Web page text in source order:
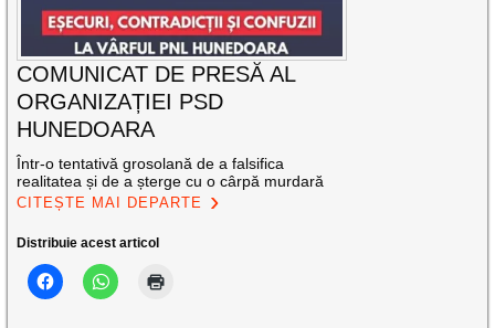
COMUNICAT DE PRESĂ AL
ORGANIZAȚIEI PSD
HUNEDOARA
Într-o tentativă grosolană de a falsifica
realitatea și de a șterge cu o cârpă murdară
CITEȘTE MAI DEPARTE
Distribuie acest articol